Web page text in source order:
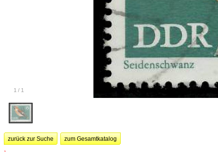
1 / 1
zurück zur Suche zum Gesamtkatalog